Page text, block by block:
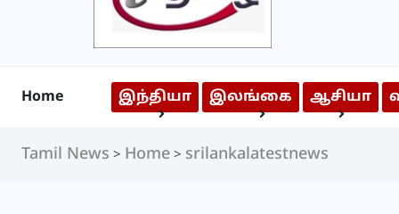
Home இந்தியா இலங்கை ஆசியா
Tamil News > Home > srilankalatestnews